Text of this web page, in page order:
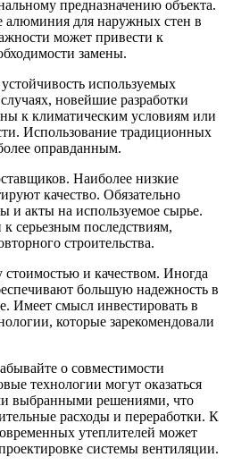
предназначению объекта.
алюминия для наружных стен в
может привести к
замены.
используемых
новейшие разработки
к климатическим условиям или
Использование традиционных
оправданным.
Наиболее низкие
качество. Обязательно
и акты на используемое сырье.
серьезным последствиям,
строительства.
и качеством. Иногда
большую надежность в
Имеет смысл инвестировать в
которые зарекомендовали
о совместимости
технологии могут оказаться
выбранными решениями, что
расходы и переработки. К
утеплителей может
системы вентиляции.